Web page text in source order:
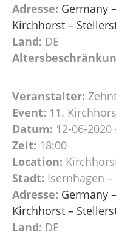
Adresse: Germany
Kirchhorst –
Land: DE
Veranstalter:
Event: 11.
Datum: 12-06-
Zeit: 18:00
Location:
Stadt: Isernhagen
Adresse: Germany
Kirchhorst –
Land: DE